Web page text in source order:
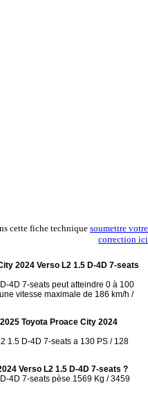
cette fiche technique soumettre votre
correction ici
2024 Verso L2 1.5 D-4D 7-seats
4D 7-seats peut atteindre 0 à 100
vitesse maximale de 186 km/h /
Toyota Proace City 2024
1.5 D-4D 7-seats a 130 PS / 128
Verso L2 1.5 D-4D 7-seats ?
4D 7-seats pèse 1569 Kg / 3459